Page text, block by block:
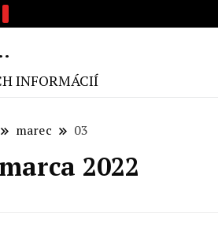
INFORMÁCIÍ
marec 03
2022